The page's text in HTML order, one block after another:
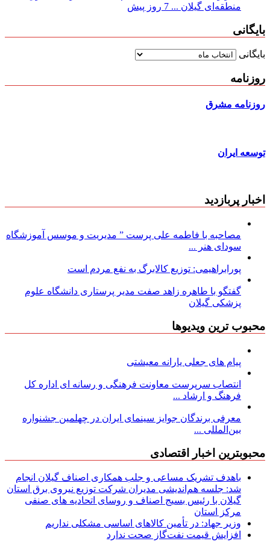
منطقه‌ای گیلان ... 7 روز پیش
بایگانی
بایگانی
روزنامه
روزنامه مشرق
توسعه ایران
اخبار پربازدید
مصاحبه با فاطمه علی پرست ” مدیریت و موسس آموزشگاه
سودای هنر ...
پورابراهیمی: توزیع کالابرگ به نفع مردم است
گفتگو با طاهره زاهد صفت مدیر پرستاری دانشگاه علوم
پزشکی گیلان
محبوب ترین ویدیوها
پیام های جعلی یارانه معیشتی
انتصاب سرپرست معاونت فرهنگی و رسانه ای اداره کل
فرهنگ و ارشاد ...
معرفی برندگان جوایز سینمای ایران در چهلمین جشنواره
بین‌المللی ...
محبوبترین اخبار اقتصادی
باهدف تشریک مساعی و جلب همکاری اصناف گیلان انجام
شد: جلسه هم‌اندیشی مدیران شركت توزیع نیروی برق استان
گیلان با رئیس بسیج اصناف و روسای اتحادیه های صنفی
مركز استان
وزیر جهاد: در تأمین کالاهای اساسی مشکلی نداریم
افزایش قیمت نفت‌گاز صحت ندارد